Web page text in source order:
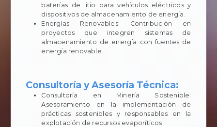
baterías de litio para vehículos eléctricos y
dispositivos de almacenamiento de energía.
Energías Renovables: Contribución en
proyectos que integren sistemas de
almacenamiento de energía con fuentes de
energía renovable.
Consultoría y Asesoría Técnica:
Consultoría en Minería Sostenible:
Asesoramiento en la implementación de
prácticas sostenibles y responsables en la
explotación de recursos evaporíticos.